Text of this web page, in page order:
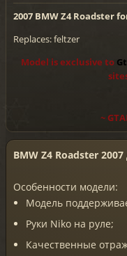
2007 BMW Z4 Roadster
Replaces: feltzer
Model is exclusive to
~
BMW Z4 Roadster 2007
Особенности модели:
Модель
Руки Niko на руле;
Качественные